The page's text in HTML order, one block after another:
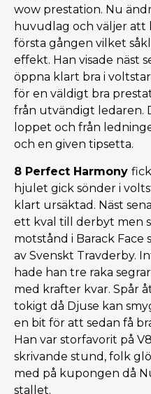
wow prestation. Nu
huvudlag och väljer
första gången vilket
effekt. Han visade näst
öppna klart bra i
för en väldigt bra
från utvändigt ledaren.
loppet och från
och en given tipsetta.
8 Perfect Harmony
hjulet gick sönder i
klart ursäktad. Näst
ett kval till derbyt men
motstånd i Barack Face
av Svenskt Travderby.
hade han tre raka
med krafter kvar. Spår
tokigt då Djuse kan
en bit för att sedan få
Han var storfavorit på
skrivande stund, folk
med på kupongen då
stallet.